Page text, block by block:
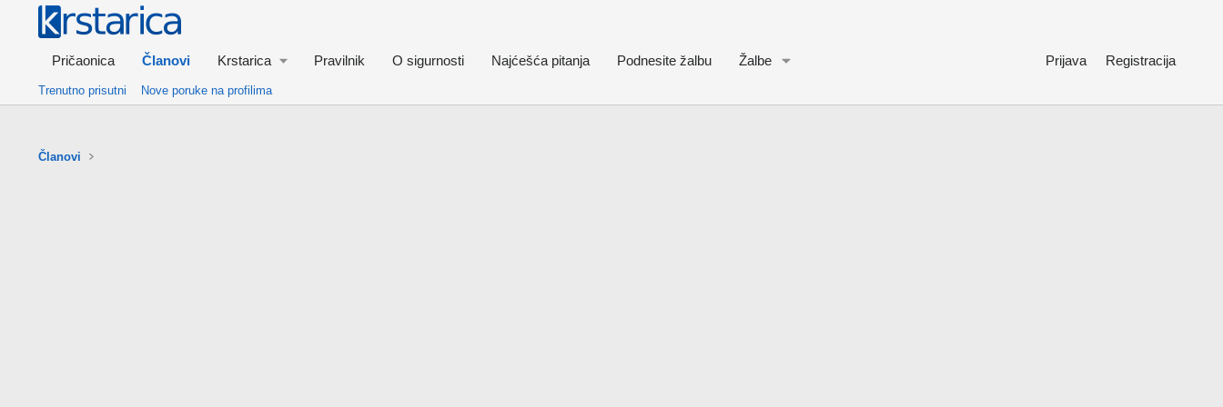
Pričaonica Članovi Krstarica Pravilnik O sigurnosti Najćešća pitanja Podnesite žalbu Žalbe Prijava Registracija
Trenutno prisutni Nove poruke na profilima
Članovi